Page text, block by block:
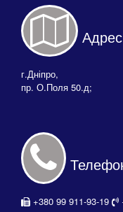
Адрес
г.Дніпро,
пр. О.Поля 50.д;
+380 99 911-93-19